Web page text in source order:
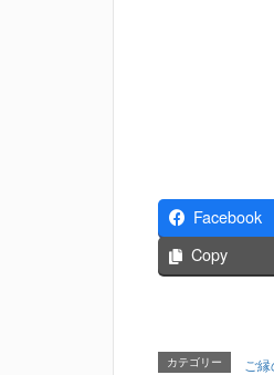
Facebook
Copy
カテゴリー ご